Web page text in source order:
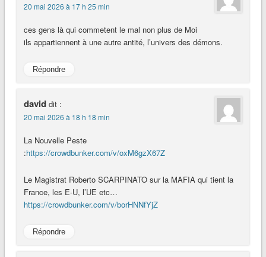
20 mai 2026 à 17 h 25 min
ces gens là qui commetent le mal non plus de Moi
ils appartiennent à une autre antité, l’univers des démons.
Répondre
david dit :
20 mai 2026 à 18 h 18 min
La Nouvelle Peste
:https://crowdbunker.com/v/oxM6gzX67Z
Le Magistrat Roberto SCARPINATO sur la MAFIA qui tient la
France, les E-U, l’UE etc…
https://crowdbunker.com/v/borHNNfYjZ
Répondre